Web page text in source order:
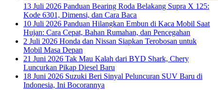
13 Juli 2026 Panduan Bearing Roda Belakang Supra X 125:
Kode 6301, Dimensi, dan Cara Baca
10 Juli 2026 Panduan Hilangkan Embun di Kaca Mobil Saat
Hujan: Cara Cepat, Bahan Rumahan, dan Pencegahan
2 Juli 2026 Honda dan Nissan Siapkan Terobosan untuk
Mobil Masa Depan
21 Juni 2026 Tak Mau Kalah dari BYD Shark, Chery
Luncurkan Pikap Diesel Baru
18 Juni 2026 Suzuki Beri Sinyal Peluncuran SUV Baru di
Indonesia, Ini Bocorannya